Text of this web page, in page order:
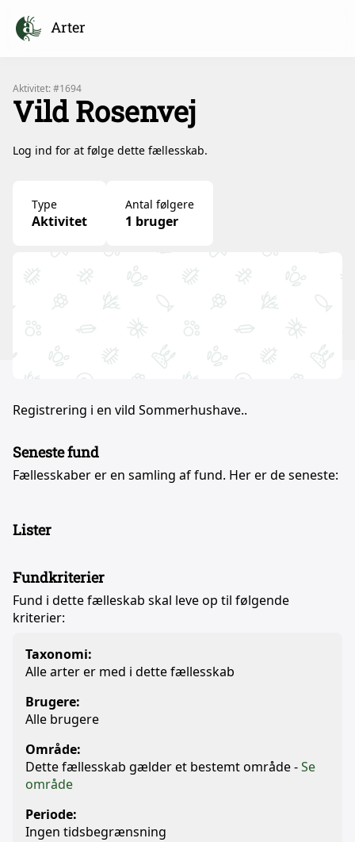
Arter
Aktivitet: #1694
Vild Rosenvej
Log ind for at følge dette fællesskab.
Type
Aktivitet
Antal følgere
1 bruger
Registrering i en vild Sommerhushave..
Seneste fund
Fællesskaber er en samling af fund. Her er de seneste:
Lister
Fundkriterier
Fund i dette fælleskab skal leve op til følgende
kriterier:
Taxonomi:
Alle arter er med i dette fællesskab
Brugere:
Alle brugere
Område:
Dette fællesskab gælder et bestemt område -Se
område
Periode:
Ingen tidsbegrænsning